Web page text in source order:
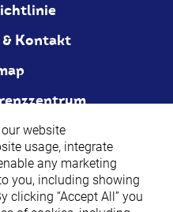
website
usage, integrate
any marketing
you, including showing
clicking “Accept All” you
website
usage, integrate
any marketing
you, including showing
clicking “Accept All” you
website
usage, integrate
any marketing
you, including showing
clicking “Accept All” you
Kontakt
Wirkungen informieren
oder Apotheker.